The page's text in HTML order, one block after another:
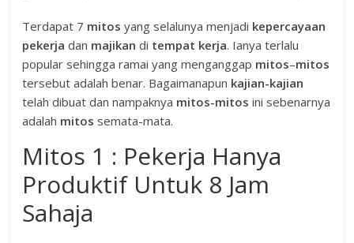
Terdapat 7 mitosyang selalunya menjadi kepercayaan
pekerjadan majikandi tempat kerja. Ianya terlalu
popular sehingga ramai yang menganggap mitos–mitos
tersebut adalah benar. Bagaimanapun kajian-kajian
telah dibuat dan nampaknya mitos-mitos ini sebenarnya
adalah mitos semata-mata.
Mitos 1 : Pekerja Hanya
Produktif Untuk 8 Jam
Sahaja